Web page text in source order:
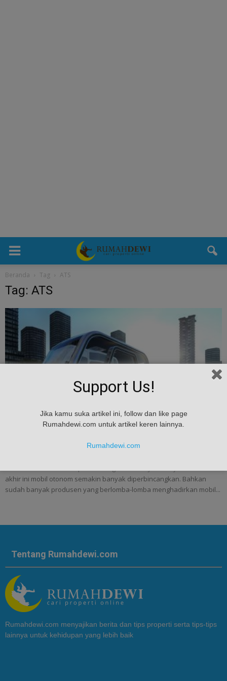
Beranda Tag ATS
Tag: ATS
Terobosan Baru! Konsep Hotel Bergerak Akan
akhir ini mobil otonom semakin banyak diperbincangkan. Bahkan
sudah banyak produsen yang berlomba-lomba menghadirkan mobil...
Tentang Rumahdewi.com
Rumahdewi.com menyajikan berita dan tips properti serta tips-tips
lainnya untuk kehidupan yang lebih baik
Support Us!
Jika kamu suka artikel ini, follow dan like page
Rumahdewi.com untuk artikel keren lainnya.
Rumahdewi.com